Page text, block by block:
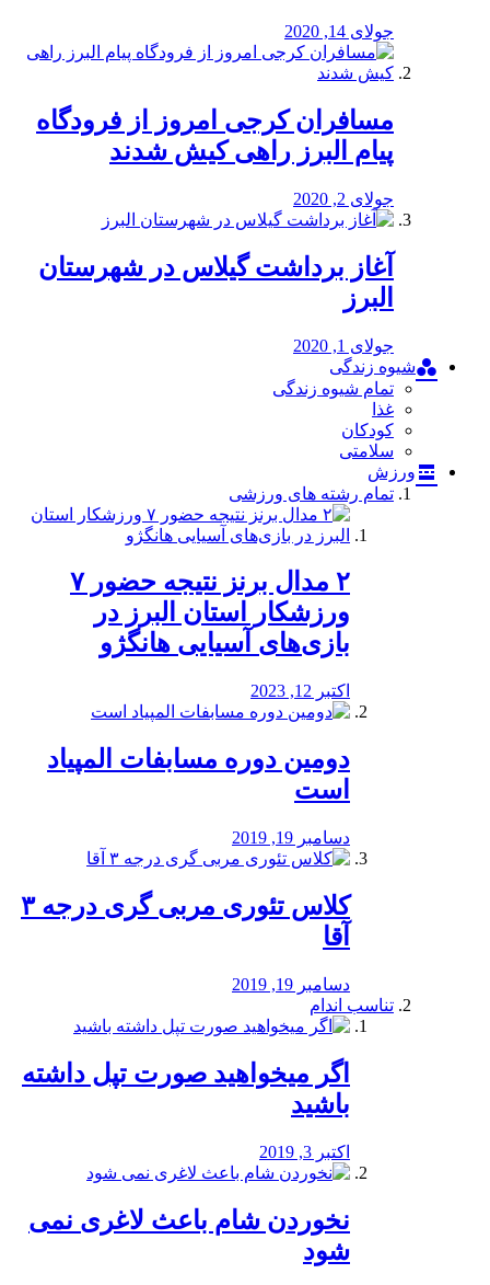
جولای 14, 2020
مسافران کرجی امروز از فرودگاه
پیام البرز راهی کیش شدند
جولای 2, 2020
آغاز برداشت گیلاس در شهرستان
البرز
جولای 1, 2020
شیوه زندگی
تمام شیوه زندگی
غذا
کودکان
سلامتی
ورزش
تمام رشته های ورزشی
۲ مدال برنز نتیجه حضور ۷
ورزشکار استان البرز در
بازی‌های آسیایی هانگژو
اکتبر 12, 2023
دومین دوره مسابفات المپیاد
است
دسامبر 19, 2019
کلاس تئوری مربی گری درجه ۳
آقا
دسامبر 19, 2019
تناسب اندام
اگر میخواهید صورت تپل داشته
باشید
اکتبر 3, 2019
نخوردن شام باعث لاغری نمی
‌شود